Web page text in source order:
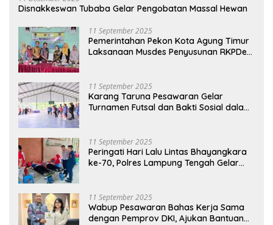
Disnakkeswan Tubaba Gelar Pengobatan Massal Hewan
11 September 2025
Pemerintahan Pekon Kota Agung Timur
Laksanaan Musdes Penyusunan RKPDes
11 September 2025
Karang Taruna Pesawaran Gelar
Turnamen Futsal dan Bakti Sosial dalam
11 September 2025
Peringati Hari Lalu Lintas Bhayangkara
ke-70, Polres Lampung Tengah Gelar
11 September 2025
Wabup Pesawaran Bahas Kerja Sama
dengan Pemprov DKI, Ajukan Bantuan